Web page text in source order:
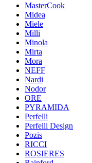
MasterCook
Midea
Miele
Milli
Minola
Mirta
Mora
NEFF
Nardi
Nodor
ORE
PYRAMIDA
Perfelli
Perfelli Design
Pozis
RICCI
ROSIERES